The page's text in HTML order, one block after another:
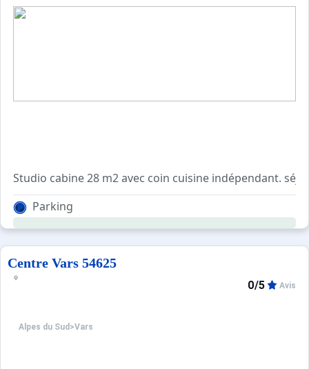
Studio cabine 28 m2 avec coin cuisine indépendant.
coin cabine : 2 lits superposés. salle de bain et wc
équipements : frigo, 3 plaques induction,four, micro-
Parking
Centre Vars 54625
Alpes du Sud >Vars
0/5 Avis